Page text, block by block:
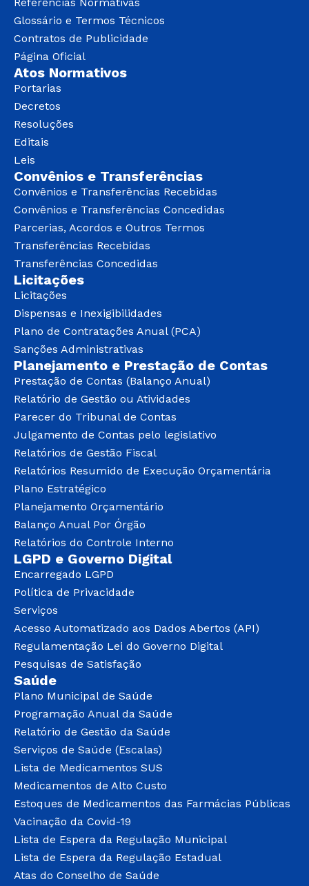
Referências Normativas
Glossário e Termos Técnicos
Contratos de Publicidade
Página Oficial
Atos Normativos
Portarias
Decretos
Resoluções
Editais
Leis
Convênios e Transferências
Convênios e Transferências Recebidas
Convênios e Transferências Concedidas
Parcerias, Acordos e Outros Termos
Transferências Recebidas
Transferências Concedidas
Licitações
Licitações
Dispensas e Inexigibilidades
Plano de Contratações Anual (PCA)
Sanções Administrativas
Planejamento e Prestação de Contas
Prestação de Contas (Balanço Anual)
Relatório de Gestão ou Atividades
Parecer do Tribunal de Contas
Julgamento de Contas pelo legislativo
Relatórios de Gestão Fiscal
Relatórios Resumido de Execução Orçamentária
Plano Estratégico
Planejamento Orçamentário
Balanço Anual Por Órgão
Relatórios do Controle Interno
LGPD e Governo Digital
Encarregado LGPD
Política de Privacidade
Serviços
Acesso Automatizado aos Dados Abertos (API)
Regulamentação Lei do Governo Digital
Pesquisas de Satisfação
Saúde
Plano Municipal de Saúde
Programação Anual da Saúde
Relatório de Gestão da Saúde
Serviços de Saúde (Escalas)
Lista de Medicamentos SUS
Medicamentos de Alto Custo
Estoques de Medicamentos das Farmácias Públicas
Vacinação da Covid-19
Lista de Espera da Regulação Municipal
Lista de Espera da Regulação Estadual
Atas do Conselho de Saúde